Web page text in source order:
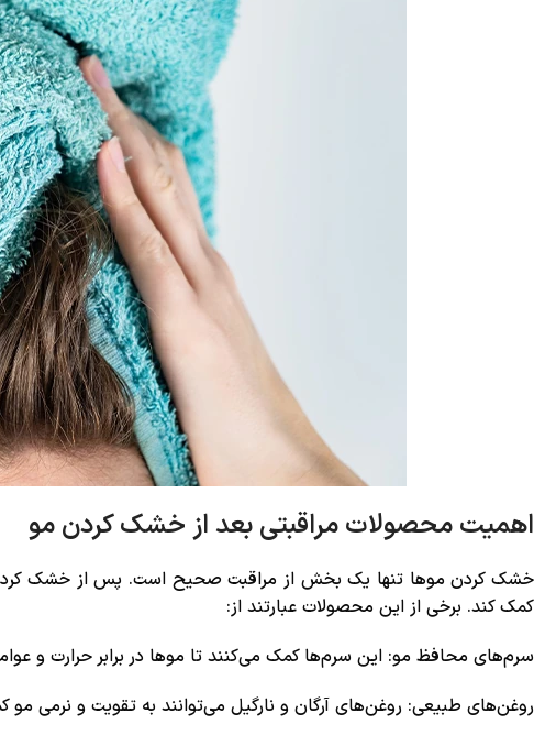
اهمیت محصولات مراقبتی بعد از خشک کردن مو
خشک کردن موها تنها یک بخش از مراقبت صحیح است. پس از خشک
کمک کند. برخی از این محصولات عبارتند از:
سرم‌های محافظ مو: این سرم‌ها کمک می‌کنند تا موها در برابر حرارت و
روغن‌های طبیعی: روغن‌های آرگان و نارگیل می‌توانند به تقویت و نرمی مو